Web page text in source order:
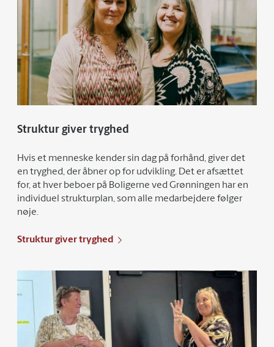
Struktur giver tryghed
Hvis et menneske kender sin dag på forhånd, giver det
en tryghed, der åbner op for udvikling. Det er afsættet
for, at hver beboer på Boligerne ved Grønningen har en
individuel strukturplan, som alle medarbejdere følger
nøje.
Struktur giver tryghed